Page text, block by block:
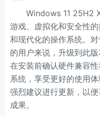
Windows 11 25H2
游戏、虚拟化和安全性
和现代化的操作系统。
的用户来说，升级到此
在安装前确认硬件兼容
系统，享受更好的使用
强烈建议进行更新，以
成果。